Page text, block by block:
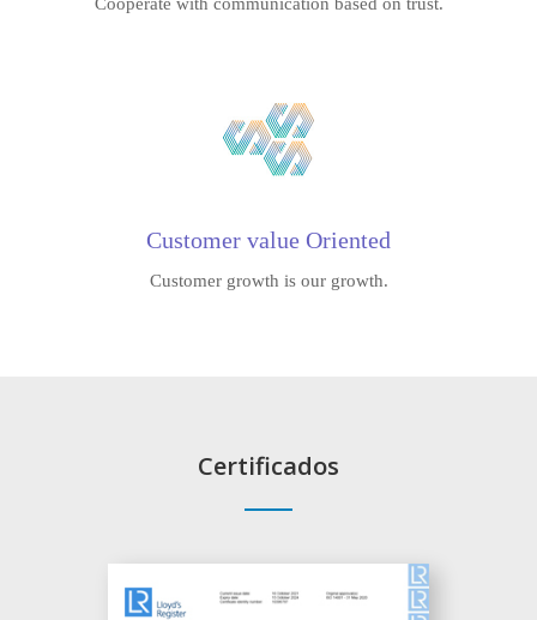
Customer value Oriented
Customer growth is our growth.
Certificados